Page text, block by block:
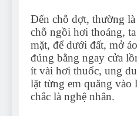
Đến chỗ dợt, thường
chỗ ngồi hơi thoáng,
mặt, để dưới đất, mở
đúng bằng ngay cửa
ít vài hơi thuốc, ung
lặt từng em quăng
chắc là nghệ nhân.